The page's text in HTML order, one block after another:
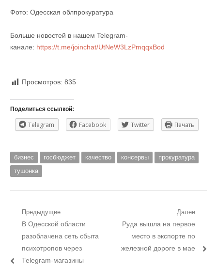
Фото: Одесская облпрокуратура
Больше новостей в нашем Telegram-
канале: https://t.me/joinchat/UtNeW3LzPmqqxBod
Просмотров: 835
Поделиться ссылкой:
Telegram Facebook Twitter Печать
бизнес госбюджет качество консервы
прокуратура
тушонка
Навигация
записям
Предыдущие
Предыдущий
пост:
В Одесской области
разоблачена сеть сбыта
психотропов через
Теlegram-магазины
Далее
Следующий
пост:
Руда вышла на первое
место в экспорте по
железной дороге в мае